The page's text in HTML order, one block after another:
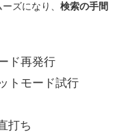
ズになり、 検索の手間
ド再発行
トモード試行
打ち